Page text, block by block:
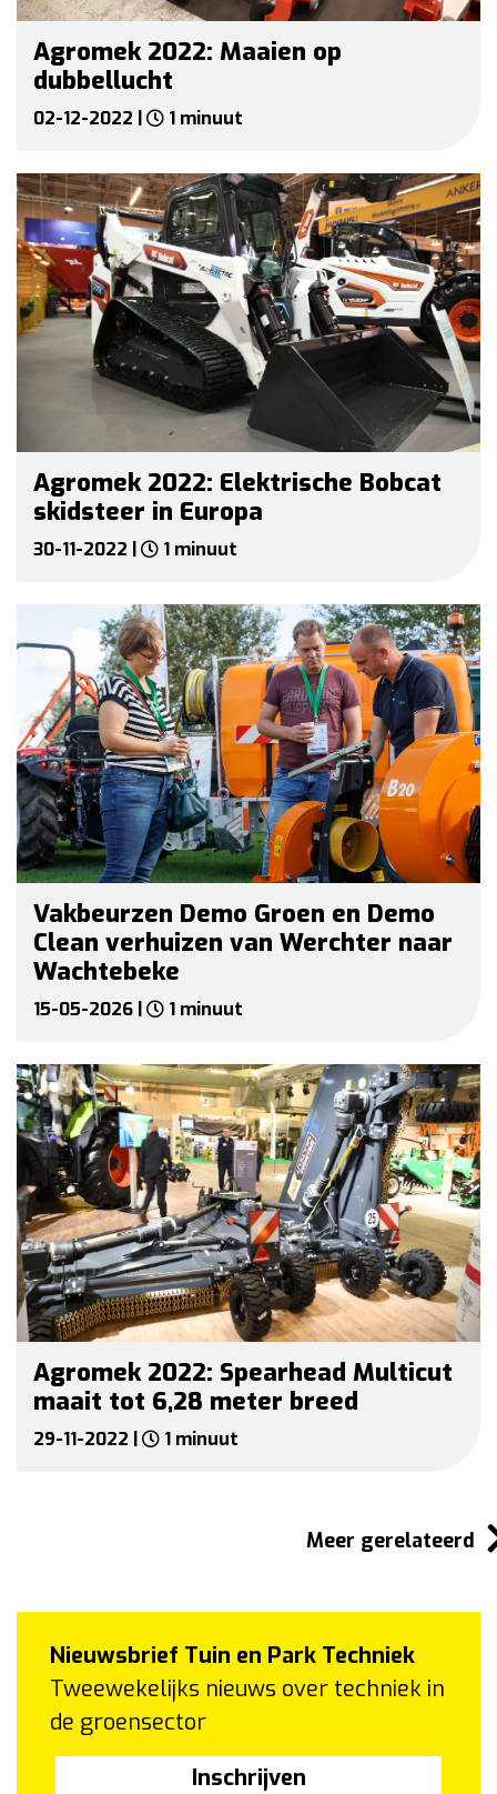
Agromek 2022: Maaien op
dubbellucht
02-12-2022 | 1 minuut
Agromek 2022: Elektrische Bobcat
skidsteer in Europa
30-11-2022 | 1 minuut
Vakbeurzen Demo Groen en Demo
Clean verhuizen van Werchter naar
Wachtebeke
15-05-2026 | 1 minuut
Agromek 2022: Spearhead Multicut
maait tot 6,28 meter breed
29-11-2022 | 1 minuut
Meer gerelateerd
Nieuwsbrief Tuin en Park Techniek
Tweewekelijks nieuws over techniek in
de groensector
Inschrijven